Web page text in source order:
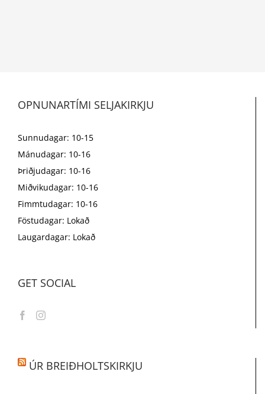
OPNUNARTÍMI SELJAKIRKJU
Sunnudagar: 10-15
Mánudagar: 10-16
Þriðjudagar: 10-16
Miðvikudagar: 10-16
Fimmtudagar: 10-16
Föstudagar: Lokað
Laugardagar: Lokað
GET SOCIAL
ÚR BREIÐHOLTSKIRKJU